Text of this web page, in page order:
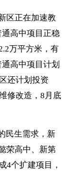
区正在加速教
通高中项目正稳
万平方米，有
高中项目计划
还计划投资
修改造，8月底
民生需求，新
荣高中、新第
4个扩建项目，